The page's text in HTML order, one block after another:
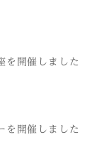
開催しました
を開催しました